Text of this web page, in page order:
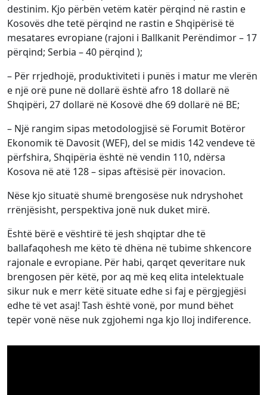
destinim. Kjo përbën vetëm katër përqind në rastin e
Kosovës dhe tetë përqind ne rastin e Shqipërisë të
mesatares evropiane (rajoni i Ballkanit Perëndimor – 17
përqind; Serbia – 40 përqind );
– Për rrjedhojë, produktiviteti i punës i matur me vlerën
e një orë pune në dollarë është afro 18 dollarë në
Shqipëri, 27 dollarë në Kosovë dhe 69 dollarë në BE;
– Një rangim sipas metodologjisë së Forumit Botëror
Ekonomik të Davosit (WEF), del se midis 142 vendeve të
përfshira, Shqipëria është në vendin 110, ndërsa
Kosova në atë 128 – sipas aftësisë për inovacion.
Nëse kjo situatë shumë brengosëse nuk ndryshohet
rrënjësisht, perspektiva jonë nuk duket mirë.
Është bërë e vështirë të jesh shqiptar dhe të
ballafaqohesh me këto të dhëna në tubime shkencore
rajonale e evropiane. Për habi, qarqet qeveritare nuk
brengosen për këtë, por aq më keq elita intelektuale
sikur nuk e merr këtë situate edhe si faj e përgjegjësi
edhe të vet asaj! Tash është vonë, por mund bëhet
tepër vonë nëse nuk zgjohemi nga kjo lloj indiference.